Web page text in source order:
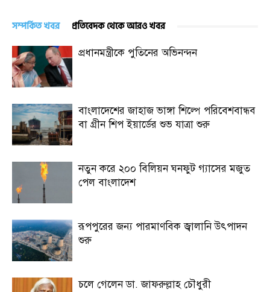
সম্পর্কিত খবর প্রতিবেদক থেকে আরও খবর
প্রধানমন্ত্রীকে পুতিনের অভিনন্দন
বাংলাদেশের জাহাজ ভাঙ্গা শিল্পে পরিবেশবান্ধব
বা গ্রীন শিপ ইয়ার্ডের শুভ যাত্রা শুরু
নতুন করে ২০০ বিলিয়ন ঘনফুট গ্যাসের মজুত
পেল বাংলাদেশ
রূপপুরের জন্য পারমাণবিক জ্বালানি উৎপাদন
শুরু
চলে গেলেন ডা. জাফরুল্লাহ চৌধুরী